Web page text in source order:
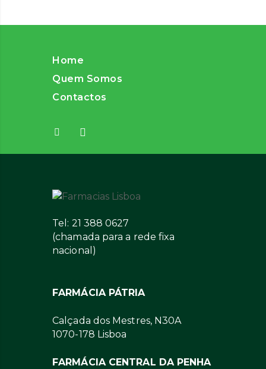
Home
Quem Somos
Contactos
Tel: 21 388 0627
(chamada para a rede fixa
nacional)
FARMÁCIA PÁTRIA
Calçada dos Mestres, N30A
1070-178 Lisboa
FARMÁCIA CENTRAL DA PENHA